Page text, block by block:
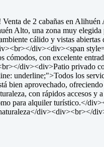
de 2 cabañas en
Alto, una zona muy
cálido y vistas
div><div><span
cómodos, con excelente
div><div>Patio privado
underline;">Todos los
bien aprovechado,
con rápidos accesos y
para alquiler turístico.</
div><div><br></